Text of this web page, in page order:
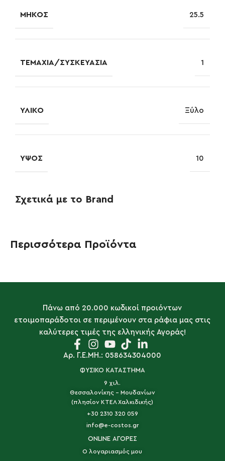
ΜΉΚΟΣ 25.5
ΤΕΜΆΧΙΑ/ΣΥΣΚΕΥΑΣΊΑ 1
ΥΛΙΚΌ Ξύλο
ΎΨΟΣ 10
Σχετικά με το Brand
Περισσότερα Προϊόντα
Πάνω από 20.000 κωδικοί προιόντων
ετοιμοπαράδοτοι σε περιμένουν στα ράφια μας στις
καλύτερες τιμές της ελληνικής Αγοράς!
Αρ. Γ.Ε.ΜΗ.: 058634304000
ΦΥΣΙΚΟ ΚΑΤΑΣΤΗΜΑ
9 χιλ.
Θεσσαλονίκης - Μουδανίων
(πλησίον ΚΤΕΛ Χαλκιδικής)
+30 2310 320 059
info@e-costos.gr
ONLINE ΑΓΟΡΕΣ
Ο λογαριασμός μου